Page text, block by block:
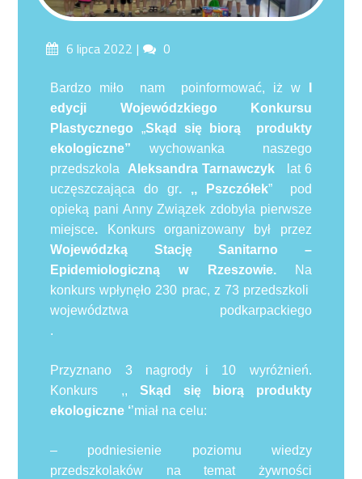
Posted6 lipca 2022 Comments
0
Bardzo miło nam poinformować, iż w
edycji Wojewódzkiego Konkursu
Plastycznego „Skąd się biorą produkty
ekologiczne”wychowanka naszego
przedszkolaAleksandra Tarnawczyk
lat 6
uczęszczająca do gr. ,, Pszczółek” pod
opieką pani Anny Związek zdobyła pierwsze
miejsce.
Konkurs organizowany był przez
Wojewódzką Stację Sanitarno –
Epidemiologiczną w Rzeszowie.
Na
konkurs wpłynęło 230 prac, z 73 przedszkoli
województwa podkarpackiego
.
Przyznano 3 nagrody i 10 wyróżnień.
Konkurs ,, Skąd się biorą produkty
ekologiczne ‘’miał na celu:
– podniesienie poziomu wiedzy
przedszkolaków na temat żywności